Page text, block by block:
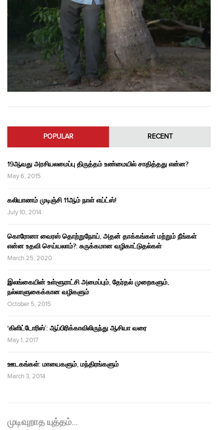
POPULAR RECENT
19ஆவது அரசியலமைப்பு திருத்தம் உண்மையில் சாதித்தது என்ன?
May 6, 2015
கலியாணம் முடிஞ்சி 11ஆம் நாள் எய்ட்ஸ்!
July 10, 2014
கொரோனா வைரஸ் தொற்றுநோய், அதன் தாக்கங்கள் மற்றும் நீங்கள்
என்ன உதவி செய்யலாம்?: சுருக்கமான வழிகாட்டுதல்கள்
March 25, 2020
இலங்கையின் உள்ளூராட்சி அமைப்பும், தேர்தல் முறைகளும்,
நல்லாளுகைக்கான வழிகளும்
October 5, 2015
‘கிளிட்டோரிஸ்’: ஆப்பிரிக்காவிலிருந்து ஆசியா வரை
May 1, 2017
ஊடகங்கள்: மாயைகளும், மந்திரங்களும்
March 3, 2014
முடிவுறாத யுத்தம்…